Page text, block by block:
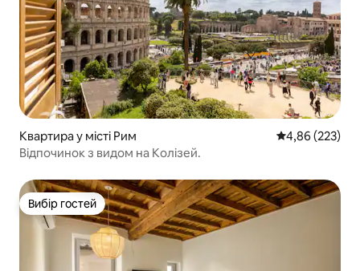
Квартира у місті Рим Середня
4,86 (223)
Відпочинок з видом на Колізей.
Вибір гостей
Вибір гостей